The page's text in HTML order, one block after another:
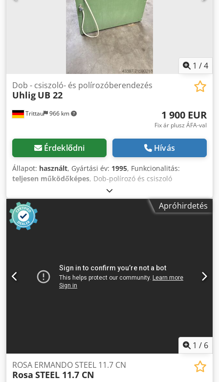
1 /4
Trittau 966 km
Dob - csiszoló- és polírozóberendezés
Uhlig UB 22
1 900 EUR
Fix ár plusz ÁFA-val
Érdeklődni Hívás
Állapot: használt, Gyártási év: 1995, Funkcionalitás:
teljesen működőképes, Dob-polírozó és csiszoló
berendezés Gyártó: UHLIG, típus: UB 22 Gyártási év: 1995
Műszaki adatok Gyártó: Werner Uhlig Típus: UB 22 Gyártási
év: 1995 Hajtás: Csigaáttételes hajtómű motorral
Fordulatszám: 5,6 – 54 1/perc Tengely: 25 mm, max.
nyomaték 34 Nm Motor teljesítmény: 0,25 kW Méretek: kb.
fokozatmentesen állítható Dcodpfx Aoyw Rhmecask -
Frissvíz gumi tömlő - Szennyvíz elvezető csatlakozó Minden
adat tájékoztató jellegű, garancia nélkül. A berendezés élő
Apróhirdetés
1 / 6
ROSA ERMANDO STEEL 11.7 CN
Rosa STEEL 11.7 CN